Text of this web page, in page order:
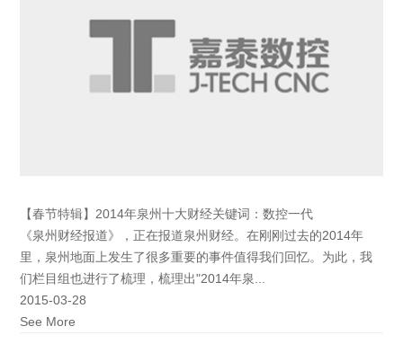
【春节特辑】2014年泉州十大财经关键词：数控一代
《泉州财经报道》，正在报道泉州财经。在刚刚过去的2014年
里，泉州地面上发生了很多重要的事件值得我们回忆。为此，我
们栏目组也进行了梳理，梳理出"2014年泉...
2015-03-28
See More